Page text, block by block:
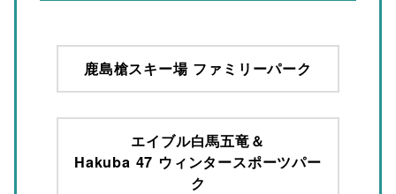
鹿島槍スキー場 ファミリーパーク
エイブル白馬五竜＆
Hakuba 47 ウィンタースポーツパー
ク